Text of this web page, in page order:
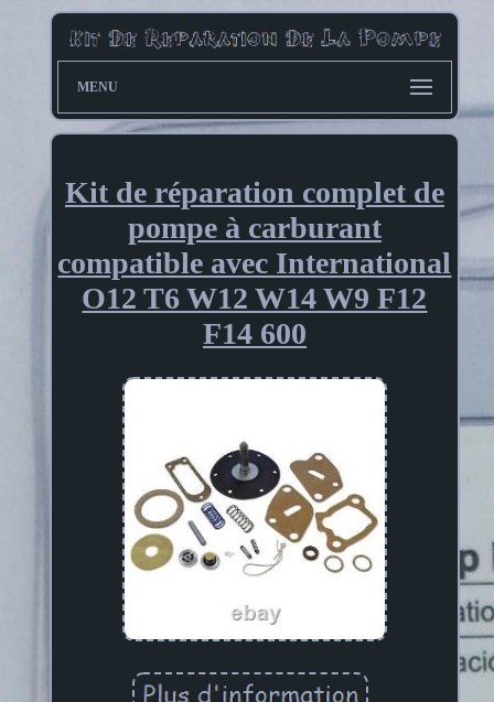
MENU
Kit de réparation complet de
pompe à carburant
compatible avec International
O12 T6 W12 W14 W9 F12
F14 600